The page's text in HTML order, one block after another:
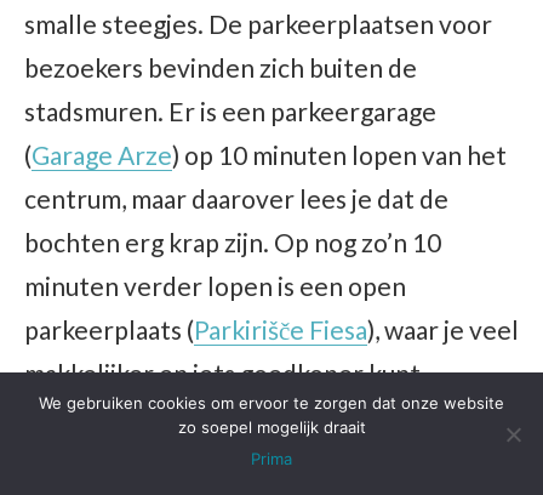
smalle steegjes. De parkeerplaatsen voor
bezoekers bevinden zich buiten de
stadsmuren. Er is een parkeergarage
(Garage Arze) op 10 minuten lopen van het
centrum, maar daarover lees je dat de
bochten erg krap zijn. Op nog zo’n 10
minuten verder lopen is een open
parkeerplaats (Parkirišče Fiesa), waar je veel
makkelijker en iets goedkoper kunt
parkeren. In de maanden oktober t/m maart
is parkeren hier zelfs gratis.
We gebruiken cookies om ervoor te zorgen dat onze website
zo soepel mogelijk draait
Prima